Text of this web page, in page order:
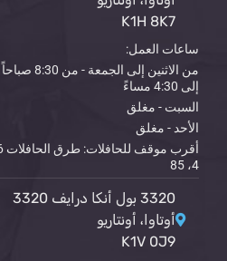
K1H 8K7
ساعات العمل:
من الاثنين إلى الجمعة - من 8:30 صباحاً
إلى 4:30 مساءً
السبت - مغلق
الأحد - مغلق
4، 85
3320 بول أنكا درايف 3320
أوتاوا، أونتاريو
K1V 0J9